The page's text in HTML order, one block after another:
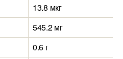
13.8 мкг
545.2 мг
0.6 г